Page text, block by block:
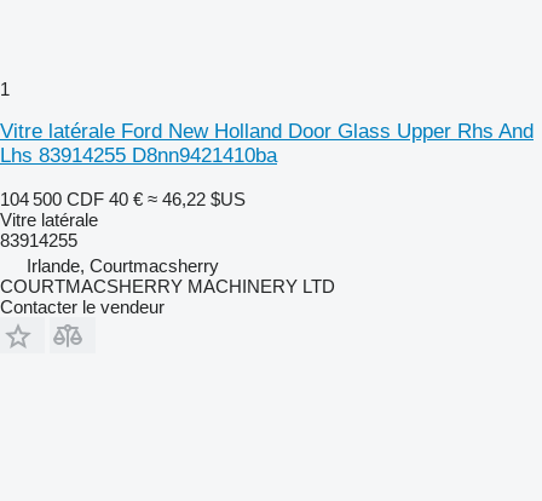
1
Vitre latérale Ford New Holland Door Glass Upper Rhs And
Lhs 83914255 D8nn9421410ba
104 500 CDF 40 € ≈ 46,22 $US
Vitre latérale
83914255
Irlande, Courtmacsherry
COURTMACSHERRY MACHINERY LTD
Contacter le vendeur